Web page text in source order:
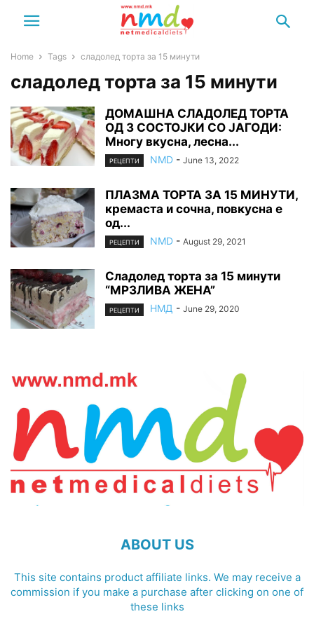
Home Tags сладолед торта за 15 минути
сладолед торта за 15 минути
ДОМАШНА СЛАДОЛЕД ТОРТА
ОД 3 СОСТОЈКИ СО ЈАГОДИ:
Многу вкусна, лесна...
РЕЦЕПТИ NMD - June 13, 2022
ПЛАЗМА ТОРТА ЗА 15 МИНУТИ,
кремаста и сочна, повкусна е
од...
РЕЦЕПТИ NMD - August 29, 2021
Сладолед торта за 15 минути
“МРЗЛИВА ЖЕНА”
РЕЦЕПТИ НМД - June 29, 2020
ABOUT US
This site contains product affiliate links. We may receive a
commission if you make a purchase after clicking on one of
these links